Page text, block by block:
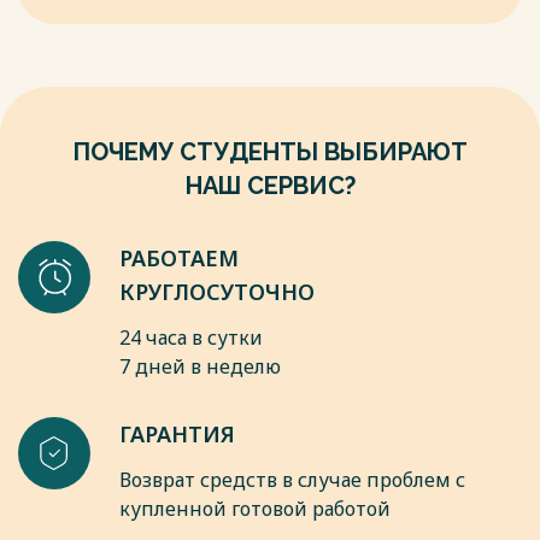
9. Гаджиев Н.Д. Новейшие тенденции кадровых технологий.
Весь текст будет доступен
ПОЧЕМУ СТУДЕНТЫ ВЫБИРАЮТ
НАШ СЕРВИС?
РАБОТАЕМ
КРУГЛОСУТОЧНО
24 часа в сутки
7 дней в неделю
ГАРАНТИЯ
Возврат средств в случае проблем с
купленной готовой работой